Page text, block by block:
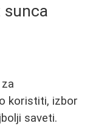
sunca
koristiti, izbor
saveti.